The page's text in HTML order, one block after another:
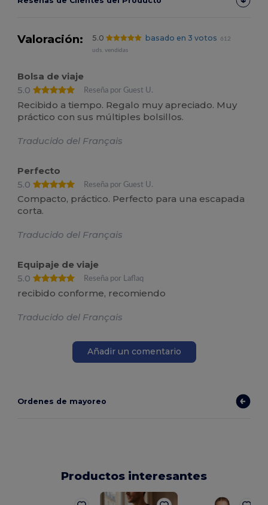
Valoración: 5.0 basado en 3 votos
612
uds. vendidas
Bolsa de viaje
5.0
Reseña por Guest U.
Recibido a tiempo. Regalo muy apreciado. Muy
práctico con sus múltiples bolsillos.
Traducido del Français
Perfecto
5.0
Reseña por Guest U.
Compacto, práctico. Perfecto para una escapada
corta.
Traducido del Français
Equipaje de viaje
5.0
Reseña por Laflaq
recibido conforme, recomiendo
Traducido del Français
Añadir un comentario
Ordenes de mayoreo
Productos interesantes